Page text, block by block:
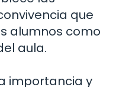
que
alumnos como
aula.
importancia y